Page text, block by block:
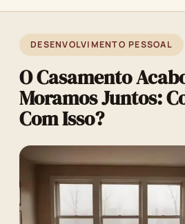
DESENVOLVIMENTO PESSOAL
O Casamento
Moramos Juntos:
Com Isso?